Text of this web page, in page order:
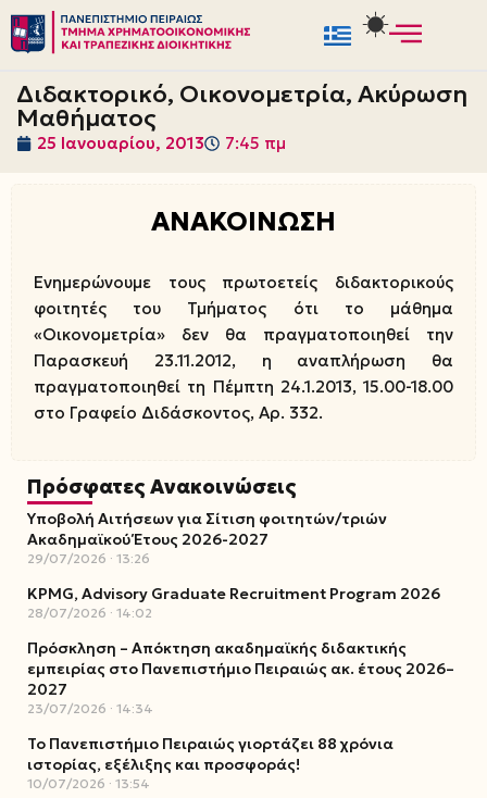
Μεταπηδήστε
στο
περιεχόμενο
Διδακτορικό, Οικονομετρία, Ακύρωση
Μαθήματος
25 Ιανουαρίου, 2013 7:45 πμ
ΑΝΑΚΟΙΝΩΣΗ
Ενημερώνουμε τους πρωτοετείς διδακτορικούς
φοιτητές του Τμήματος ότι το μάθημα
«Οικονομετρία» δεν θα πραγματοποιηθεί την
Παρασκευή 23.11.2012, η αναπλήρωση θα
πραγματοποιηθεί τη Πέμπτη 24.1.2013, 15.00-18.00
στο Γραφείο Διδάσκοντος, Αρ. 332.
Πρόσφατες Ανακοινώσεις
Υποβολή Αιτήσεων για Σίτιση φοιτητών/τριών
Ακαδημαϊκού Έτους 2026-2027
29/07/2026 13:26
KPMG, Advisory Graduate Recruitment Program 2026
28/07/2026 14:02
Πρόσκληση – Απόκτηση ακαδημαϊκής διδακτικής
εμπειρίας στο Πανεπιστήμιο Πειραιώς ακ. έτους 2026–
2027
23/07/2026 14:34
Το Πανεπιστήμιο Πειραιώς γιορτάζει 88 χρόνια
ιστορίας, εξέλιξης και προσφοράς!
10/07/2026 13:54